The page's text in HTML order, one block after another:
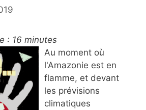
: 16 minutes
Au moment où
l'Amazonie est en
flamme, et devant
les prévisions
climatiques